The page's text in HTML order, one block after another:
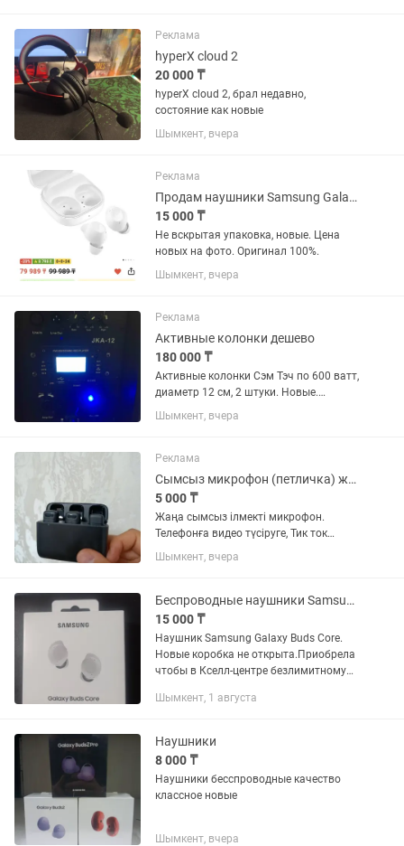
Реклама
hyperX cloud 2
20 000 ₸
hyperX cloud 2, брал недавно,
состояние как новые
Шымкент, вчера
Реклама
Продам наушники Samsung Galaxy FE новые, не вскрытые
15 000 ₸
Не вскрытая упаковка, новые. Цена
новых на фото. Оригинал 100%.
Шымкент, вчера
Реклама
Активные колонки дешево
180 000 ₸
Активные колонки Сэм Тэч по 600 ватт,
диаметр 12 см, 2 штуки. Новые.
Профессиональные стойки бесплатно.
Шымкент, вчера
Реклама
Сымсыз микрофон (петличка) жаңа
5 000 ₸
Жаңа сымсыз ілмекті микрофон.
Телефонға видео түсiруге, Тик ток
Инстаграм Ютуб және де басқа да
контент жасауға өте ыңғайлы.
Шымкент, вчера
Беспроводные наушники Samsung Galaxy Buds Core
15 000 ₸
Наушник Samsung Galaxy Buds Core.
Новые коробка не открыта.Приобрела
чтобы в Кселл-центре безлимитному
Шымкент, 1 августа
Наушники
8 000 ₸
Наушники бесспроводные качество
классное новые
Шымкент, вчера